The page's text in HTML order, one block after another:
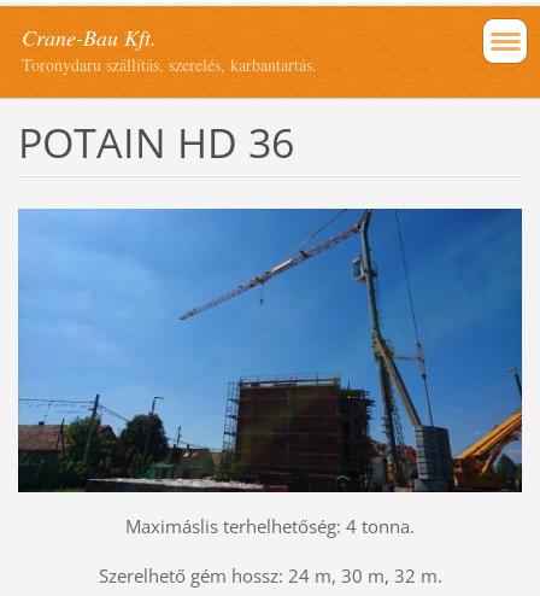
Crane-Bau Kft.
Toronydaru szállítás, szerelés, karbantartás.
POTAIN HD 36
Maximáslis terhelhetőség: 4 tonna.
Szerelhető gém hossz: 24 m, 30 m, 32 m.